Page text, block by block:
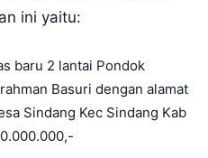
ini yaitu:
baru 2 lantai Pondok
Basuri dengan alamat
Sindang Kec Sindang Kab